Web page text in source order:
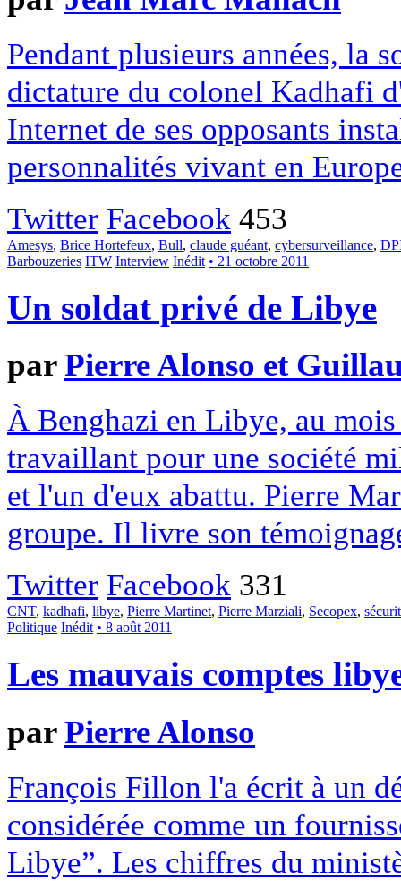
Pendant plusieurs années, la
dictature du colonel Kadhafi
Internet de ses opposants
personnalités vivant en
Twitter Facebook 453
Amesys, Brice Hortefeux, Bull, claude guéant, cybersurveillance,
Barbouzeries ITW Interview Inédit • 21 octobre 2011
Un soldat privé de Libye
parPierre Alonso et
À Benghazi en Libye, au
travaillant pour une société
et l'un d'eux abattu. Pierre
groupe. Il livre son
Twitter Facebook 331
CNT, kadhafi, libye, Pierre Martinet, Pierre Marziali, Secopex,
Politique Inédit • 8 août 2011
Les mauvais comptes
parPierre Alonso
François Fillon l'a écrit à un
considérée comme un
Libye”. Les chiffres du